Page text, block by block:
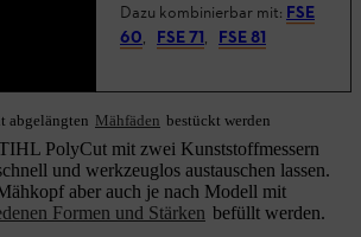
Dazu kombinierbar mit: FSE
60, FSE 71, FSE 81
abgelängten Mähfäden bestückt werden
PolyCut mit zwei Kunststoffmessern
und werkzeuglos austauschen lassen.
aber auch je nach Modell mit
Formen und Stärken befüllt werden.